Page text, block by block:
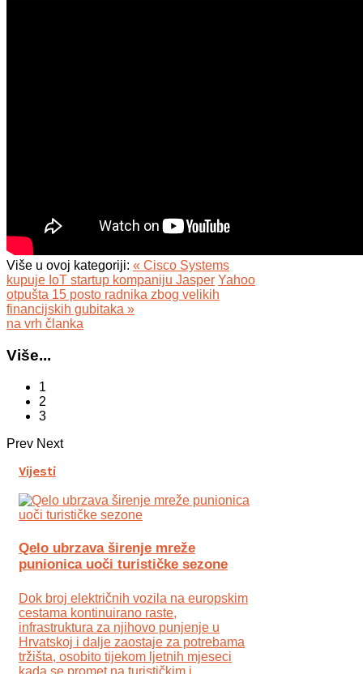
Više u ovoj kategoriji: « Cisco Systems
kupuje IoT startup kompaniju Jasper Yahoo
otpušta 15 posto radnika zbog velikih
financijskih gubitaka »
na vrh članka
Više...
1
2
3
Prev Next
Vijesti
Qelo ubrzava širenje mreže
punionica uoči turističke sezone
Dok broj električnih vozila na europskim
cestama kontinuirano raste,
infrastruktura za njihovo punjenje u
Hrvatskoj i dalje zaostaje za potrebama
tržišta, osobito tijekom ljetnih mjeseci
kada se promet na turističkim i